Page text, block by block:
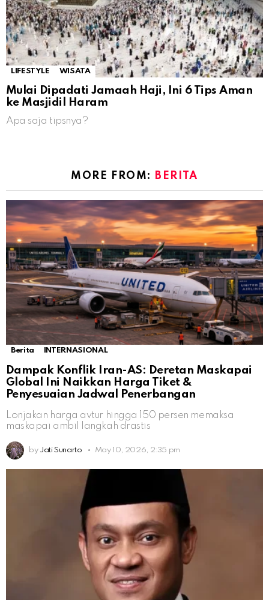
LIFESTYLE WISATA
Mulai Dipadati Jamaah Haji, Ini 6 Tips Aman
ke Masjidil Haram
Apa saja tipsnya?
MORE FROM: BERITA
Berita INTERNASIONAL
Dampak Konflik Iran-AS: Deretan Maskapai
Global Ini Naikkan Harga Tiket &
Penyesuaian Jadwal Penerbangan
Lonjakan harga avtur hingga 150 persen memaksa
maskapai ambil langkah drastis
by Jati Sunarto May 10, 2026, 2:35 pm